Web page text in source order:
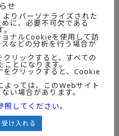
参入地域：同上）
域：同上）
域：同上）
：同上）
（参入地域：同上）
参入地域：同上）
地域：同上）
日本国内市場動向
向及び、2014年度までの中期予
せ
りパーソナライズされた
に、必要不可欠である
ナルCookieを使用して訪
などの分析を行う場合が
クリックすると、すべての
とになります。
クリックすると、Cookie
っては、このWebサイト
い場合があります。
してください。
受け入れる